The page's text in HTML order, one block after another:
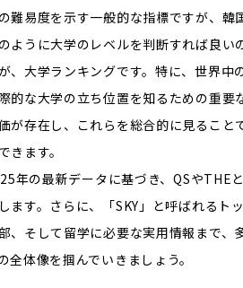
難易度を示す一般的な指標ですが、
ように大学のレベルを判断すれば良い
、大学ランキングです。特に、世界
的な大学の立ち位置を知るための重
が存在し、これらを総合的に見るこ
きます。
年の最新データに基づき、QSやTHE
ます。さらに、「SKY」と呼ばれる
、そして留学に必要な実用情報まで
全体像を掴んでいきましょう。